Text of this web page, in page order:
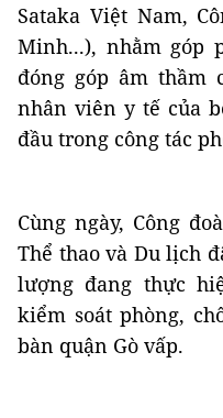
Sataka Việt Nam,
Minh...), nhằm góp
đóng góp âm thầm
nhân viên y tế của
đầu trong công tác
Cùng ngày, Công
Thể thao và Du lịch
lượng đang thực
kiểm soát phòng,
bàn quận Gò vấp.